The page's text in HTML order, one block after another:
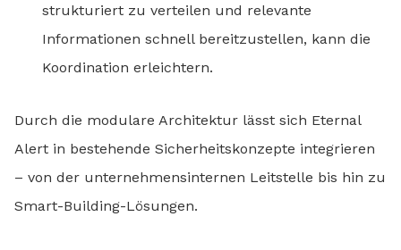
strukturiert zu verteilen und relevante
Informationen schnell bereitzustellen, kann die
Koordination erleichtern.
Durch die modulare Architektur lässt sich Eternal
Alert in bestehende Sicherheitskonzepte integrieren
– von der unternehmensinternen Leitstelle bis hin zu
Smart-Building-Lösungen.